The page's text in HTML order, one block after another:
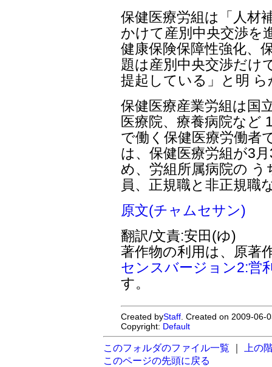
保健医療労組は「人材
かけて産別中央交渉を
健康保険保障性強化、
題は産別中央交渉だけ
提起している」と明
保健医療産業労組は国
医療院、療養病院など
で働く保健医療労働者
は、保健医療労組が3
め、労組所属病院の
員、正規職と非正規職
原文(チャムセサン)
翻訳/文責:安田(ゆ)
著作物の利用は、原著
センスバージョン2:営
す。
Created byStaff . Created on 2009-
Copyright: Default
このフォルダのファイル一覧
上の
このページの先頭に戻る